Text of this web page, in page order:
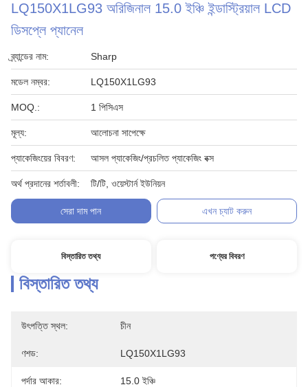
LQ150X1LG93 অরিজিনাল 15.0 ইঞ্চি ইন্ডাস্ট্রিয়াল LCD
ডিসপ্লে প্যানেল
ব্র্যান্ডের নাম: Sharp
মডেল নম্বর: LQ150X1LG93
MOQ.: 1 পিসিএস
মূল্য: আলোচনা সাপেক্ষে
প্যাকেজিংয়ের বিবরণ: আসল প্যাকেজিং/প্রচলিত প্যাকেজিং বক্স
অর্থ প্রদানের শর্তাবলী: টি/টি, ওয়েস্টার্ন ইউনিয়ন
সেরা দাম পান এখন চ্যাট করুন
বিস্তারিত তথ্য পণ্যের বিবরণ
বিস্তারিত তথ্য
উৎপত্তি স্থল: চীন
ণশড: LQ150X1LG93
পর্দার আকার: 15.0 ইঞ্চি